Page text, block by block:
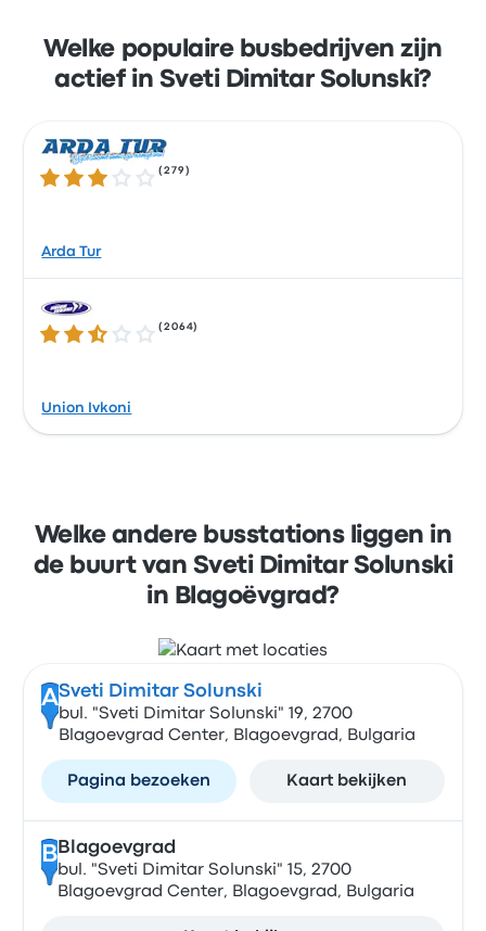
Welke populaire busbedrijven zijn
actief in Sveti Dimitar Solunski?
3.2 van de 5 sterren
(279 )
Arda Tur
2.7 van de 5 sterren
(2064)
Union Ivkoni
Welke andere busstations liggen in
de buurt van Sveti Dimitar Solunski
in Blagoëvgrad?
ASveti Dimitar Solunski
bul. "Sveti Dimitar Solunski" 19, 2700
Blagoevgrad Center, Blagoevgrad, Bulgaria
Pagina bezoeken Kaart bekijken
B Blagoevgrad
bul. "Sveti Dimitar Solunski" 15, 2700
Blagoevgrad Center, Blagoevgrad, Bulgaria